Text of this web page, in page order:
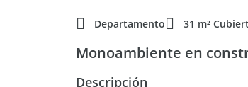
Departamento 31 m²
Monoambiente en
Descripción